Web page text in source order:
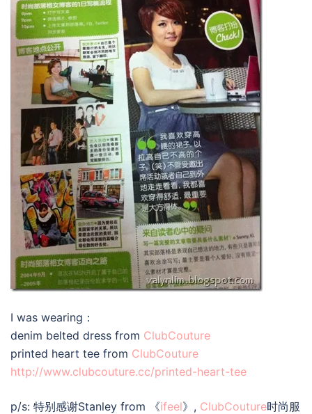
I was wearing：
denim belted dress from ClubCouture
printed heart tee from ClubCouture
http://www.clubcouture.cc/printed-heart-tee
p/s: 特别感谢Stanley from 《ifeel》, ClubCouture时尚服